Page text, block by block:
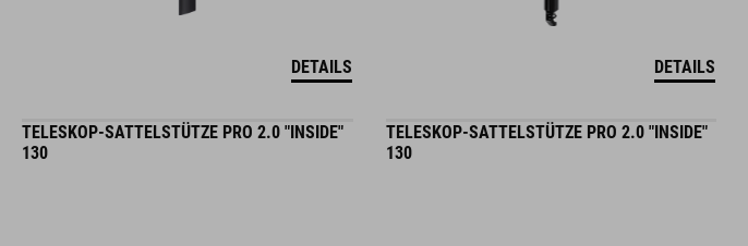
DETAILS DETAILS
TELESKOP-SATTELSTÜTZE PRO 2.0 "INSIDE"
130
TELESKOP-SATTELSTÜTZE PRO 2.0 "INSIDE"
130